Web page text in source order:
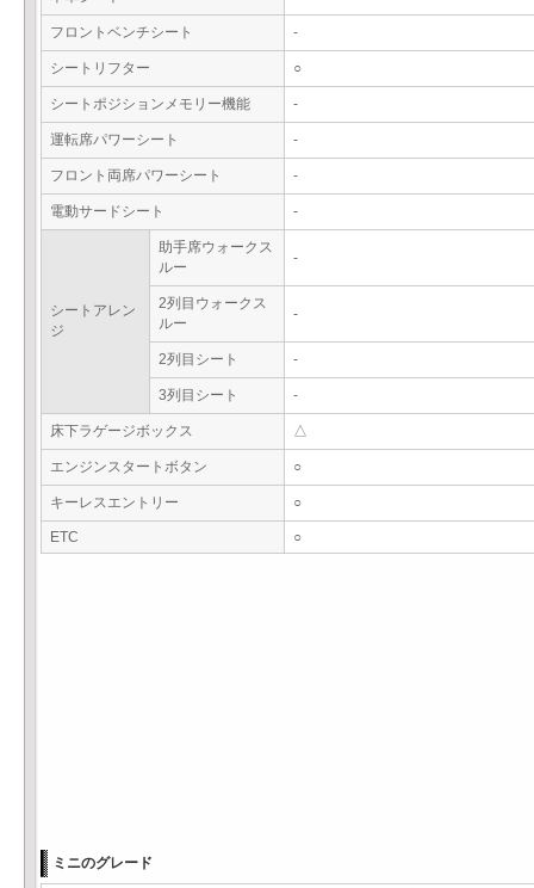
フロントベンチシート -
シートリフター ○
シートポジションメモリー機能 -
運転席パワーシート -
フロント両席パワーシート -
電動サードシート -
シートアレン
ジ
助手席ウォークス
ルー
-
2列目ウォークス
ルー
-
2列目シート -
3列目シート -
床下ラゲージボックス △
エンジンスタートボタン ○
キーレスエントリー ○
ETC ○
ミニのグレード